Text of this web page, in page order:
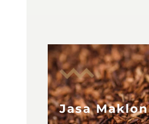
Jasa Maklon